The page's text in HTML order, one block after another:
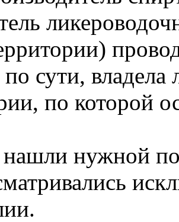
по сути,
по которой
нужной